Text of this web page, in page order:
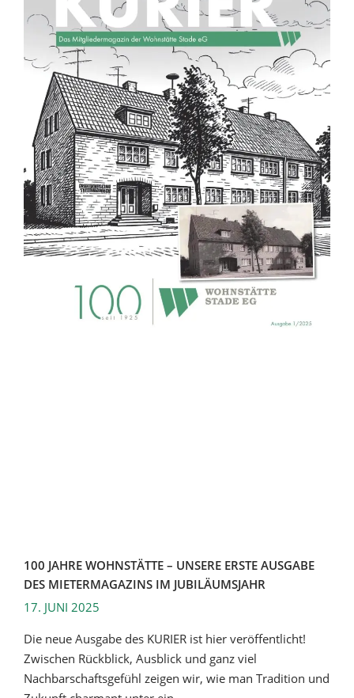
100 JAHRE WOHNSTÄTTE – UNSERE ERSTE AUSGABE
DES MIETERMAGAZINS IM JUBILÄUMSJAHR
17. JUNI 2025
Die neue Ausgabe des KURIER ist hier veröffentlicht!
Zwischen Rückblick, Ausblick und ganz viel
Nachbarschaftsgefühl zeigen wir, wie man Tradition und